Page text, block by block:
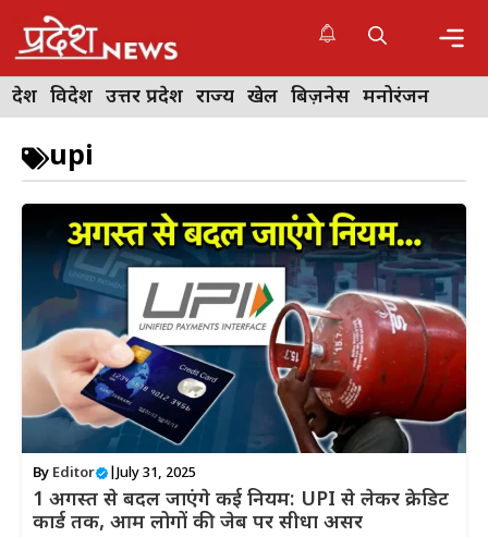
content
देश विदेश उत्तर प्रदेश राज्य खेल बिज़नेस मनोरंजन
upi
By Editor July 31, 2025
1 अगस्त से बदल जाएंगे कई नियम: UPI से लेकर क्रेडिट
कार्ड तक, आम लोगों की जेब पर सीधा असर